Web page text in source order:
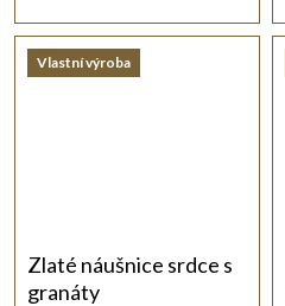
Vlastní výroba
Zlaté náušnice srdce s
granáty